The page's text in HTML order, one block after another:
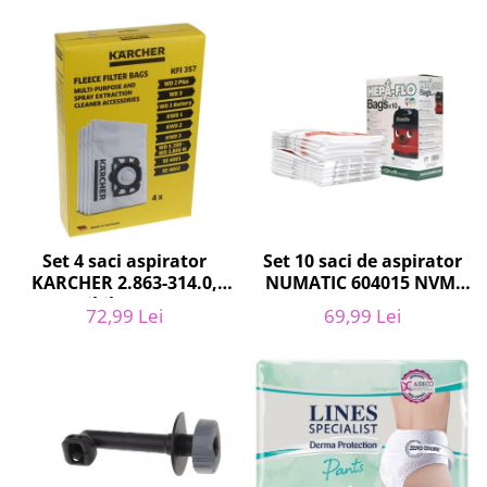
Decoratiuni
Gradinarit
Hobby-uri creative
Iluminat & Electrice
Jaluzele
Kit-uri automatizari porti si usi
Mobila dormitor
Mobila gradina & terasa
Mobila Living & Dining
Organizare si depozitare
Silicon, spume si solutii tehnice
Sisteme Incalzire
Textile si covoare
Set 4 saci aspirator
KARCHER 2.863-314.0,
compatibil cu WD, KWD,
SE
72,99 Lei
Set 10 saci de aspirator
NUMATIC 604015 NVM-
1CH, 9L
69,99 Lei